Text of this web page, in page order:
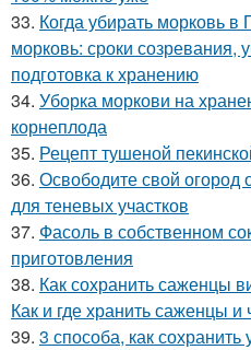
33. Когда убирать морковь в
морковь: сроки созревания,
подготовка к хранению
34. Уборка моркови на
корнеплода
35. Рецепт тушеной
36. Освободите свой огород
для теневых участков
37. Фасоль в собственном
приготовления
38. Как сохранить саженцы
Как и где хранить саженцы
39. 3 способа, как